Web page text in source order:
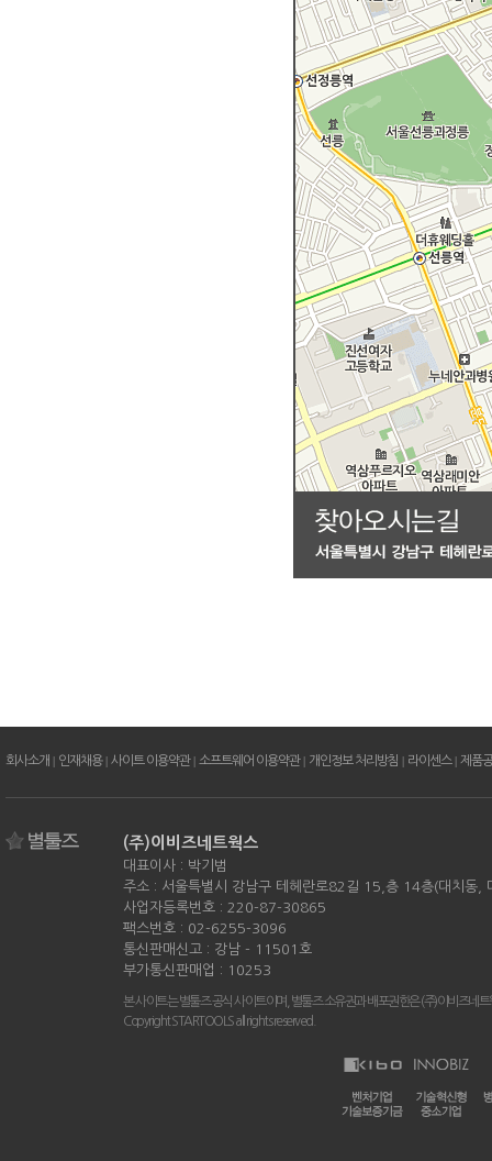
회사소개 | 인재채용| 사이트 이용약관| 소프트웨어 이용약관| 개인정보 처리방침 | 라이센스| 제품
(주)이비즈네트웍스
대표이사 : 박기범
주소 : 서울특별시 강남구 테헤란로82길 15,층 14층(대치동,
사업자등록번호 : 220-87-30865
팩스번호 : 02-6255-3096
통신판매신고 : 강남 - 11501호
부가통신판매업 : 10253
본 사이트는 별툴즈 공식 사이트이며, 별툴즈 소유권과 배포권한은 (주)이비즈네
Copyright STARTOOLS all rights reserved.